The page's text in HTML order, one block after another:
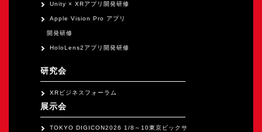
Unity × XRアプリ開発研修
Apple Vision Pro アプリ
開発研修
HoloLens2アプリ開発研修
研究会
XRビジネスフォーラム
展示会
TOKYO DIGICON2026 1/8～10東京ビックサ